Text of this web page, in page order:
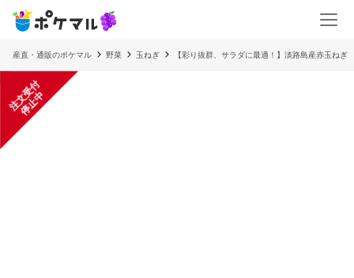
産直・通販のポケマル 野菜 玉ねぎ 【彩り抜群、サラダに最適！】淡路島産赤玉ね
注
文
受
付
停
止
中